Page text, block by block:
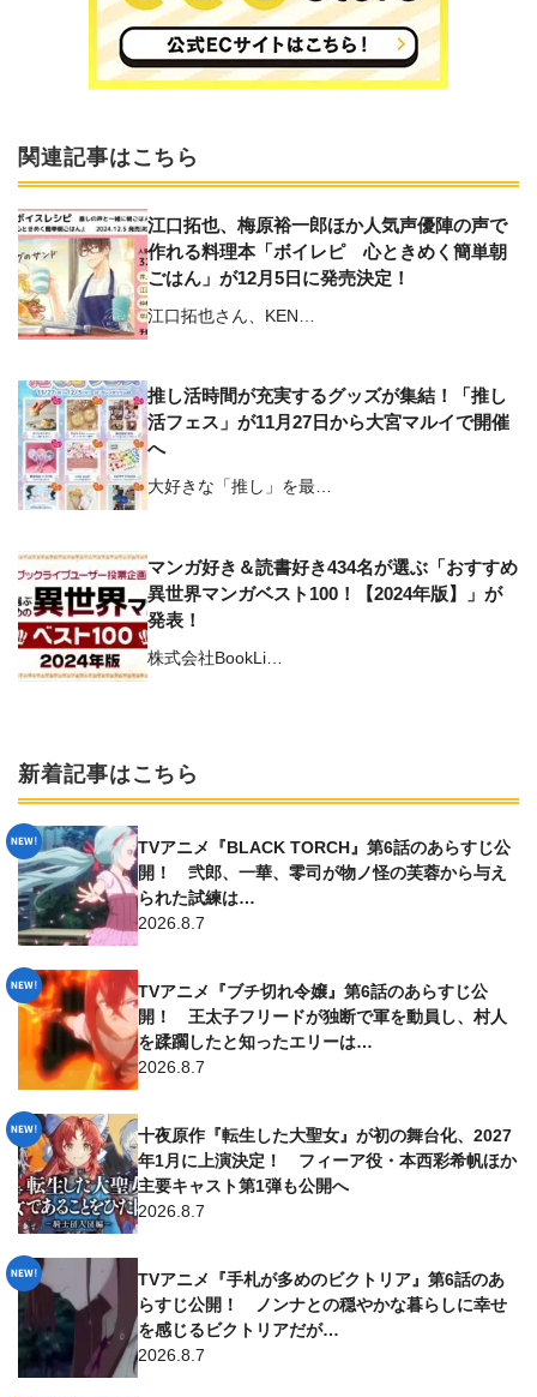
関連記事はこちら
江口拓也、梅原裕一郎ほか人気声優陣の声で
作れる料理本「ボイレピ 心ときめく簡単朝
ごはん」が12月5日に発売決定！
江口拓也さん、KEN…
推し活時間が充実するグッズが集結！「推し
活フェス」が11月27日から大宮マルイで開催
へ
大好きな「推し」を最…
マンガ好き＆読書好き434名が選ぶ「おすすめ
異世界マンガベスト100！【2024年版】」が
発表！
株式会社BookLi…
新着記事はこちら
TVアニメ『BLACK TORCH』第6話のあらすじ公
開！ 弐郎、一華、零司が物ノ怪の芙蓉から与え
られた試練は…
2026.8.7
TVアニメ『ブチ切れ令嬢』第6話のあらすじ公
開！ 王太子フリードが独断で軍を動員し、村人
を蹂躙したと知ったエリーは…
2026.8.7
十夜原作『転生した大聖女』が初の舞台化、2027
年1月に上演決定！ フィーア役・本西彩希帆ほか
主要キャスト第1弾も公開へ
2026.8.7
TVアニメ『手札が多めのビクトリア』第6話のあ
らすじ公開！ ノンナとの穏やかな暮らしに幸せ
を感じるビクトリアだが…
2026.8.7